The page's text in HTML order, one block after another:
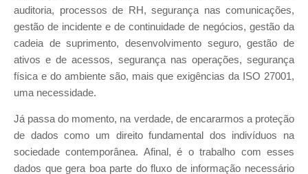
auditoria, processos de RH, segurança nas comunicações,
gestão de incidente e de continuidade de negócios, gestão da
cadeia de suprimento, desenvolvimento seguro, gestão de
ativos e de acessos, segurança nas operações, segurança
física e do ambiente são, mais que exigências da ISO 27001,
uma necessidade.
Já passa do momento, na verdade, de encararmos a proteção
de dados como um direito fundamental dos indivíduos na
sociedade contemporânea. Afinal, é o trabalho com esses
dados que gera boa parte do fluxo de informação necessário